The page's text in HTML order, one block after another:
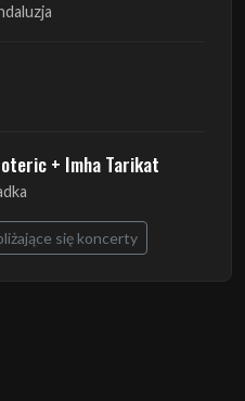
+ Imha Tarikat
się koncerty